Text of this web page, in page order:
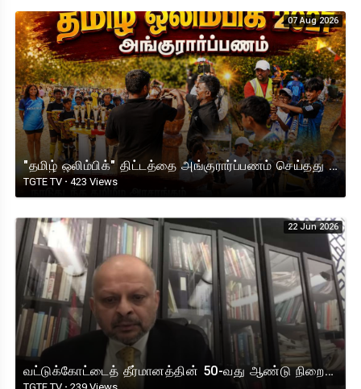
07 Aug 2026
"தமிழ் ஒலிம்பிக்" திட்டத்தை அங்குரார்ப்பணம் செய்தது நாடு கடந்த தமிழீழ அரசாங்கம்!
TGTE TV · 423 Views
22 Jun 2026
வட்டுக்கோட்டைத் தீர்மானத்தின் 50-வது ஆண்டு நிறைவு நிகழ்வில் நாடுகடந்த தமிழீழ அரசாங்க பிரதமரின் உரை !